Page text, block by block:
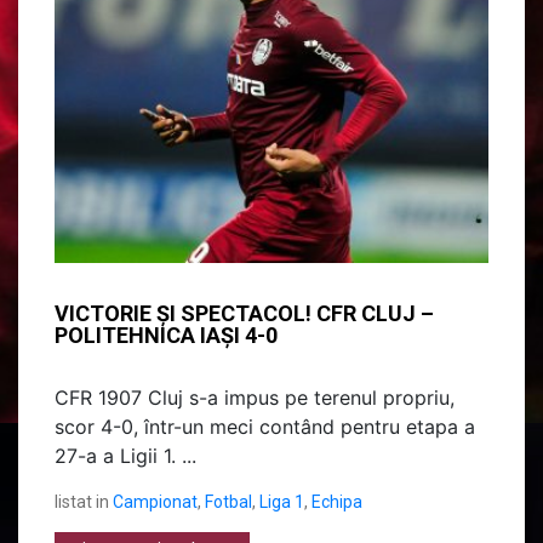
VICTORIE ȘI SPECTACOL! CFR CLUJ –
POLITEHNICA IAȘI 4-0
CFR 1907 Cluj s-a impus pe terenul propriu,
scor 4-0, într-un meci contând pentru etapa a
27-a a Ligii 1. ...
listat in Campionat, Fotbal , Liga 1, Echipa